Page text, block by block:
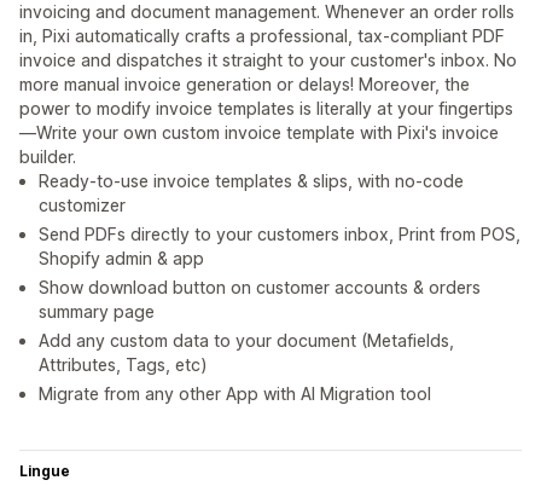
invoicing and document management. Whenever an order rolls
in, Pixi automatically crafts a professional, tax-compliant PDF
invoice and dispatches it straight to your customer's inbox. No
more manual invoice generation or delays! Moreover, the
power to modify invoice templates is literally at your fingertips
—Write your own custom invoice template with Pixi's invoice
builder.
Ready-to-use invoice templates & slips, with no-code
customizer
Send PDFs directly to your customers inbox, Print from POS,
Shopify admin & app
Show download button on customer accounts & orders
summary page
Add any custom data to your document (Metafields,
Attributes, Tags, etc)
Migrate from any other App with AI Migration tool
Lingue